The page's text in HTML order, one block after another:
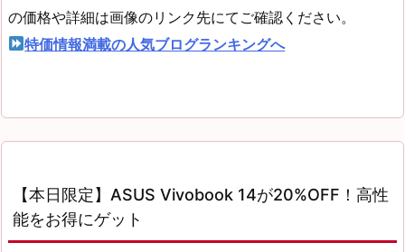
の価格や詳細は画像のリンク先にてご確認ください。
特価情報満載の人気ブログランキングへ
【本日限定】ASUS Vivobook 14が20%OFF！高性
能をお得にゲット